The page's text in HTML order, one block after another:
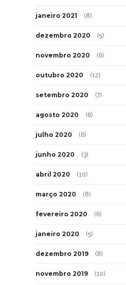
janeiro 2021 (8)
dezembro 2020 (5)
novembro 2020 (6)
outubro 2020 (12)
setembro 2020 (7)
agosto 2020 (6)
julho 2020 (6)
junho 2020 (3)
abril 2020 (10)
março 2020 (8)
fevereiro 2020 (6)
janeiro 2020 (5)
dezembro 2019 (8)
novembro 2019 (10)